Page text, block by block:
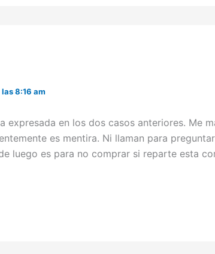
8:16 am
expresada en los dos casos anteriores. Me
es mentira. Ni llaman para
luego es para no comprar si reparte esta